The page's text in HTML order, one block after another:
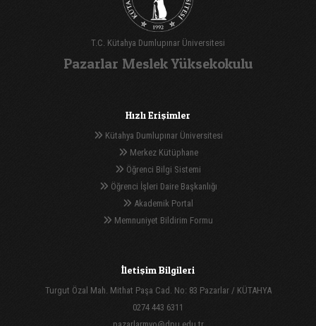
T.C. Kütahya Dumlupınar Üniversitesi
Pazarlar Meslek Yüksekokulu
Hızlı Erişimler
Kütahya Dumlupınar Üniversitesi
Merkez Kütüphane
Öğrenci Bilgi Sistemi
Öğrenci İşleri Daire Başkanlığı
Akademik Portal
Memnuniyet Bildirim Formu
İletişim Bilgileri
Turgut Özal Mah. Mithat Paşa Cad. No: 83 Pazarlar / KÜTAHYA
0274 443 6311